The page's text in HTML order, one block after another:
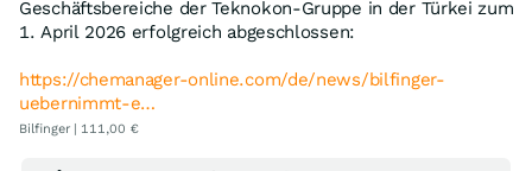
Geschäftsbereiche der Teknokon-Gruppe in der Türkei zum
1. April 2026 erfolgreich abgeschlossen:
https://chemanager-online.com/de/news/bilfinger-
uebernimmt-e…
Bilfinger | 111,00 €